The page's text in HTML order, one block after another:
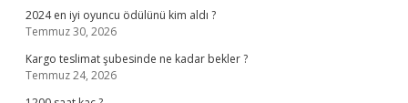
2024 en iyi oyuncu ödülünü kim aldı ?
Temmuz 30, 2026
Kargo teslimat şubesinde ne kadar bekler ?
Temmuz 24, 2026